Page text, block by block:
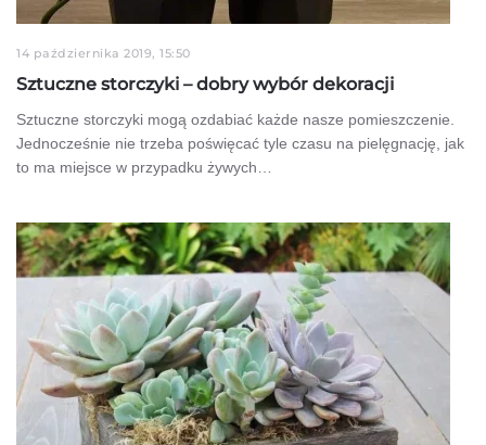
14 października 2019, 15:50
Sztuczne storczyki – dobry wybór dekoracji
Sztuczne storczyki mogą ozdabiać każde nasze pomieszczenie.
Jednocześnie nie trzeba poświęcać tyle czasu na pielęgnację, jak
to ma miejsce w przypadku żywych…